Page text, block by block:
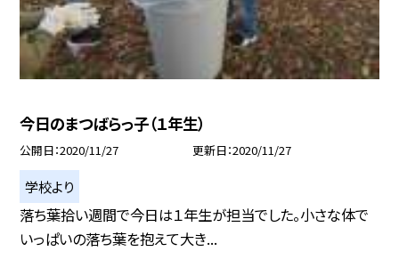
今日のまつばらっ子（１年生）
公開日 2020/11/27 更新日 2020/11/27
学校より
落ち葉拾い週間で今日は１年生が担当でした。小さな体で
いっぱいの落ち葉を抱えて大き...